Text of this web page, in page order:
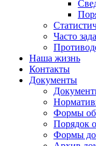
Часто
Наша жизнь
Контакты
Документы
Формы
Порядок
Формы